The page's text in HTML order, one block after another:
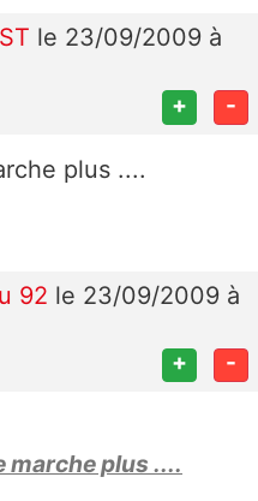
le 23/09/2009 à
+ -
plus ....
92 le 23/09/2009 à
+ -
marche plus ....